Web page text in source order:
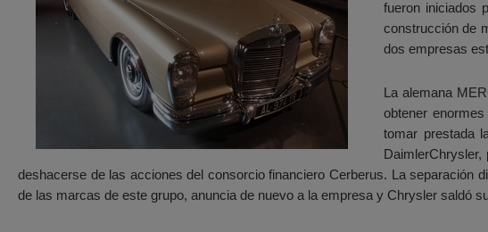
fueron iniciados
construcción de
dos empresas
La alemana
obtener
tomar prestada
DaimlerChrysler,
deshacerse de las acciones del consorcio financiero Cerberus. La separación
de las marcas de este grupo, anuncia de nuevo a la empresa y Chrysler saldó